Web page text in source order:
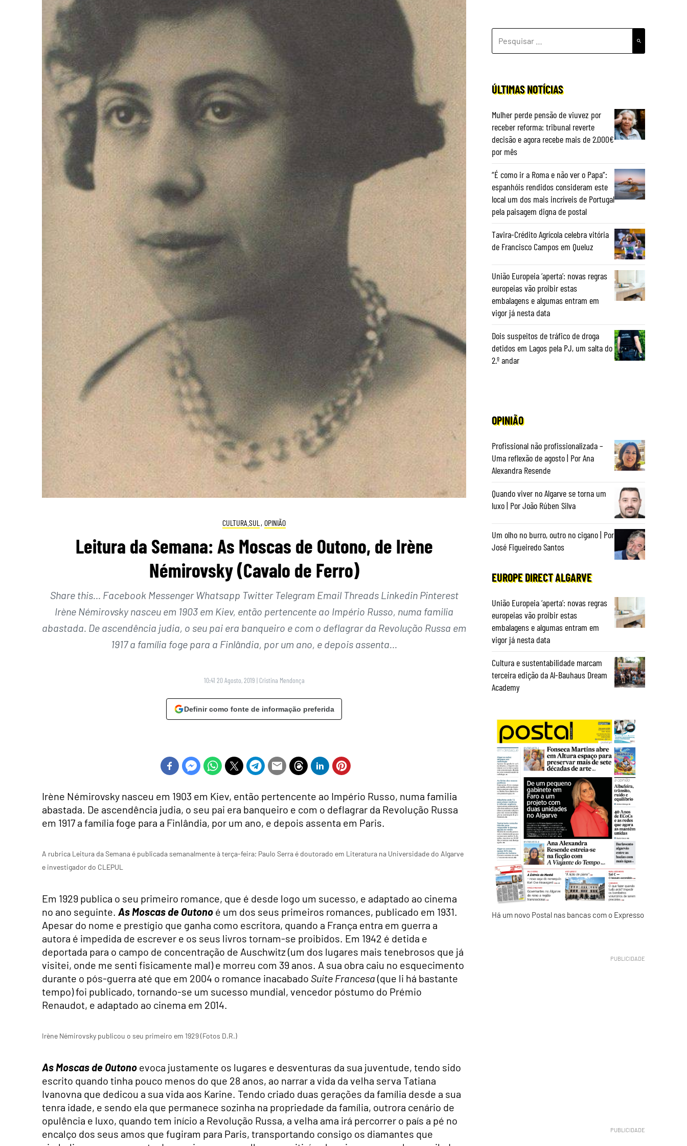
CULTURA.SUL , OPINIÃO
Leitura da Semana: As Moscas de Outono, de Irène
Némirovsky (Cavalo de Ferro)
Share this… Facebook Messenger Whatsapp Twitter Telegram Email Threads Linkedin Pinterest
Irène Némirovsky nasceu em 1903 em Kiev, então pertencente ao Império Russo, numa familia
abastada. De ascendência judia, o seu pai era banqueiro e com o deflagrar da Revolução Russa em
1917 a família foge para a Finlândia, por um ano, e depois assenta…
10:41 20 Agosto, 2019 | Cristina Mendonça
Definir como fonte de informação preferida
Irène Némirovsky nasceu em 1903 em Kiev, então pertencente ao Império Russo, numa familia
abastada. De ascendência judia, o seu pai era banqueiro e com o deflagrar da Revolução Russa
em 1917 a família foge para a Finlândia, por um ano, e depois assenta em Paris.
A rubrica Leitura da Semana é publicada semanalmente à terça-feira; Paulo Serra é doutorado em Literatura na Universidade do Algarve
e investigador do CLEPUL
Em 1929 publica o seu primeiro romance, que é desde logo um sucesso, e adaptado ao cinema
no ano seguinte. As Moscas de Outono é um dos seus primeiros romances, publicado em 1931.
Apesar do nome e prestígio que ganha como escritora, quando a França entra em guerra a
autora é impedida de escrever e os seus livros tornam-se proibidos. Em 1942 é detida e
deportada para o campo de concentração de Auschwitz (um dos lugares mais tenebrosos que já
visitei, onde me senti fisicamente mal) e morreu com 39 anos. A sua obra caiu no esquecimento
durante o pós-guerra até que em 2004 o romance inacabado Suite Francesa (que li há bastante
tempo) foi publicado, tornando-se um sucesso mundial, vencedor póstumo do Prémio
Renaudot, e adaptado ao cinema em 2014.
Irène Némirovsky publicou o seu primeiro em 1929 (Fotos D.R.)
As Moscas de Outono evoca justamente os lugares e desventuras da sua juventude, tendo sido
escrito quando tinha pouco menos do que 28 anos, ao narrar a vida da velha serva Tatiana
Ivanovna que dedicou a sua vida aos Karine. Tendo criado duas gerações da família desde a sua
tenra idade, e sendo ela que permanece sozinha na propriedade da família, outrora cenário de
opulência e luxo, quando tem início a Revolução Russa, a velha ama irá percorrer o país a pé no
encalço dos seus amos que fugiram para Paris, transportando consigo os diamantes que
POR:
ÚLTIMAS NOTÍCIAS
Mulher perde pensão de viuvez por
receber reforma: tribunal reverte
decisão e agora recebe mais de 2.000€
por mês
“É como ir a Roma e não ver o Papa”:
espanhóis rendidos consideram este
local um dos mais incríveis de Portugal
pela paisagem digna de postal
Tavira-Crédito Agrícola celebra vitória
de Francisco Campos em Queluz
União Europeia ‘aperta’: novas regras
europeias vão proibir estas
embalagens e algumas entram em
vigor já nesta data
Dois suspeitos de tráfico de droga
detidos em Lagos pela PJ, um salta do
2.º andar
OPINIÃO
Profissional não profissionalizada –
Uma reflexão de agosto | Por Ana
Alexandra Resende
Quando viver no Algarve se torna um
luxo | Por João Rúben Silva
Um olho no burro, outro no cigano | Por
José Figueiredo Santos
EUROPE DIRECT ALGARVE
União Europeia ‘aperta’: novas regras
europeias vão proibir estas
embalagens e algumas entram em
vigor já nesta data
Cultura e sustentabilidade marcam
terceira edição da Al-Bauhaus Dream
Academy
Há um novo Postal nas bancas com o Expresso